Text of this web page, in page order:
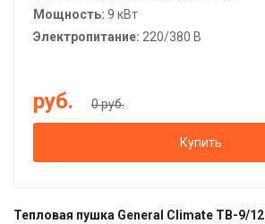
Мощность: 9 кВт
Электропитание: 220/380 В
руб. 0 руб.
Купить
Тепловая пушка General Climate ТВ-9/12